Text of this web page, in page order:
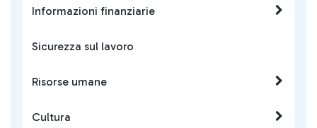
Informazioni finanziarie
Sicurezza sul lavoro
Risorse umane
Cultura